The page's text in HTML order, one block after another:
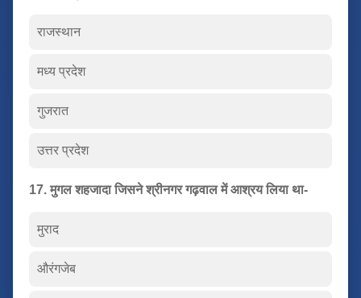
राजस्थान
मध्य प्रदेश
गुजरात
उत्तर प्रदेश
17. मुगल शहजादा जिसने श्रीनगर गढ़वाल में आश्रय लिया था-
मुराद
औरंगजेब